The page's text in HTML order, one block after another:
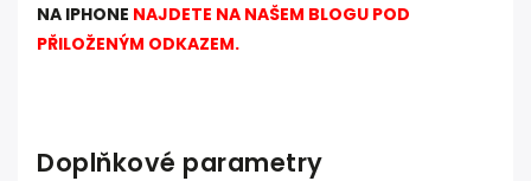
NA IPHONE NAJDETE NA NAŠEM BLOGU POD
PŘILOŽENÝM ODKAZEM.
Doplňkové parametry